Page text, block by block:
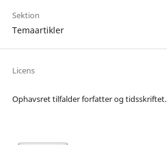
Sektion
Temaartikler
Licens
Ophavsret tilfalder forfatter og tidsskriftet.